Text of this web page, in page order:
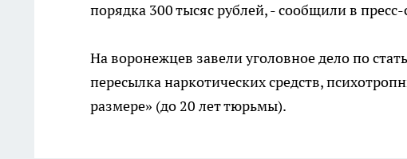
порядка 300 тысяс рублей, - сообщили в
На воронежцев завели уголовное дело по
пересылка наркотических средств,
размере» (до 20 лет тюрьмы).